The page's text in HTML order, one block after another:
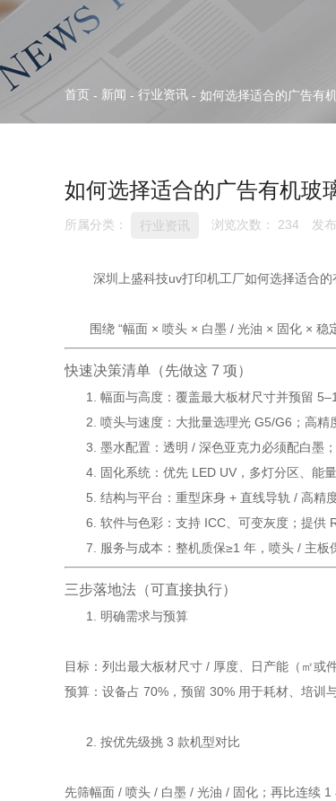
首页 - 新闻 - 行业资讯 - 如何选择适合的广告有
如何选择适合的广告有机玻
所属分类： 行业资讯 浏览次数： 234 发
深圳上盛科技uv打印机工厂如何选择适合的
围绕 “幅面 × 喷头 × 白墨 / 光油 × 固化 × 稳定
快速决策清单（先做这 7 项）
幅面与高度：覆盖最大板材尺寸并预留
喷头与速度：大批量选理光 G5/G6；高精
墨水配置：透明 / 深色亚克力必须配白墨
固化系统：优先 LED UV，多灯分区、能
结构与平台：重型床身 + 直线导轨 / 高精
软件与色彩：支持 ICC、可变灰度；提供
服务与成本：整机质保≥1 年，喷头 / 主板
三步落地法（可直接执行）
明确需求与预算
目标：列出最大板材尺寸 / 厚度、日产能（㎡或
预算：设备占 70%，预留 30% 用于耗材、培训与
按优先级挑 3 款机型对比
先筛幅面 / 喷头 / 白墨 / 光油 / 固化；再比连续